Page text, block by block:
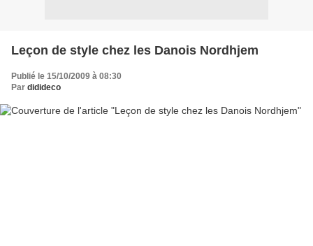
Leçon de style chez les Danois Nordhjem
Publié le 15/10/2009 à 08:30
Par didideco